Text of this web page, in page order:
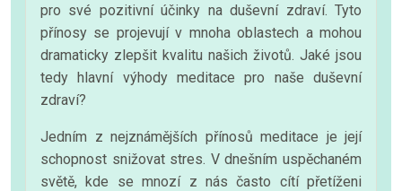
pro své pozitivní účinky na duševní zdraví. Tyto
přínosy se projevují v mnoha oblastech a mohou
dramaticky zlepšit kvalitu našich životů. Jaké jsou
tedy hlavní výhody meditace pro naše duševní
zdraví?
Jedním z nejznámějších přínosů meditace je její
schopnost snižovat stres. V dnešním uspěchaném
světě, kde se mnozí z nás často cítí přetíženi